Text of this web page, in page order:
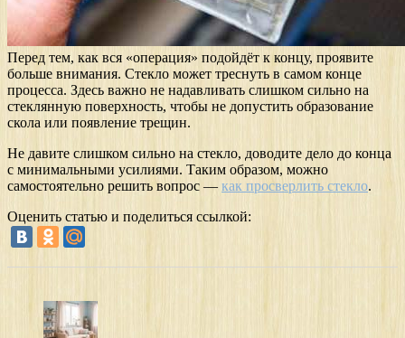
Перед тем, как вся «операция» подойдёт к концу, проявите
больше внимания. Стекло может треснуть в самом конце
процесса. Здесь важно не надавливать слишком сильно на
стеклянную поверхность, чтобы не допустить образование
скола или появление трещин.
Не давите слишком сильно на стекло, доводите дело до конца
с минимальными усилиями. Таким образом, можно
самостоятельно решить вопрос — как просверлить стекло.
Оценить статью и поделиться ссылкой: